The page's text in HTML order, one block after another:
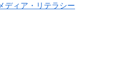
ディア・リテラシー